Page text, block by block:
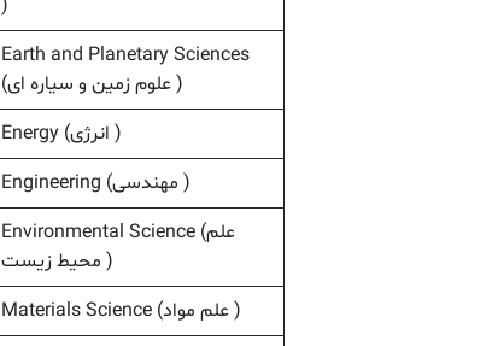
)
Earth and Planetary Sciences
(علوم زمین و سیاره ای )
Energy (انرژی )
Engineering (مهندسی )
Environmental Science (علم
محیط زیست )
Materials Science (علم مواد )